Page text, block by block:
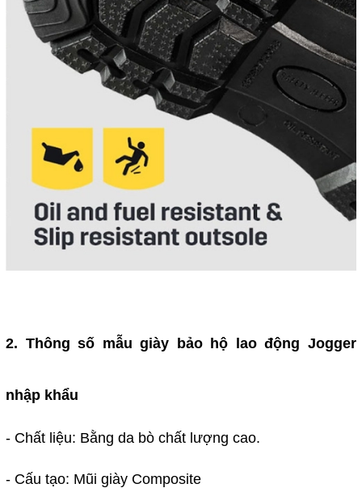
2. Thông số mẫu giày bảo hộ lao động Jogger
nhập khẩu
- Chất liệu: Bằng da bò chất lượng cao.
- Cấu tạo: Mũi giày Composite